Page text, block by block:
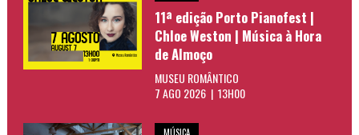
11ª edição Porto Pianofest |
Chloe Weston | Música à Hora
de Almoço
MUSEU ROMÂNTICO
7 AGO 2026 | 13H00
MÚSICA